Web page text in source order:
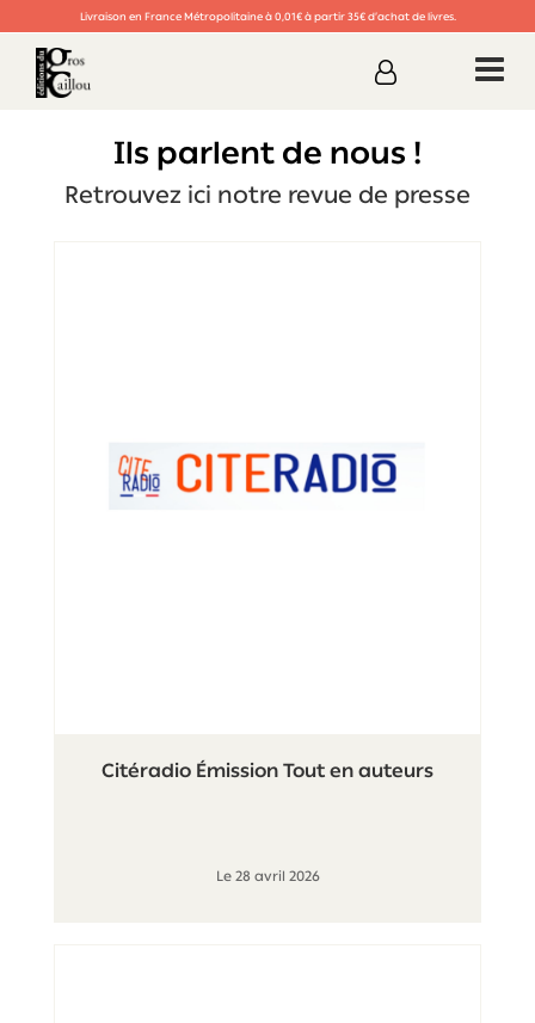
Livraison en France Métropolitaine à 0,01€ à partir 35€ d’achat de livres.
Ils parlent de nous !
Retrouvez ici notre revue de presse
Citéradio Émission Tout en auteurs
Le 28 avril 2026